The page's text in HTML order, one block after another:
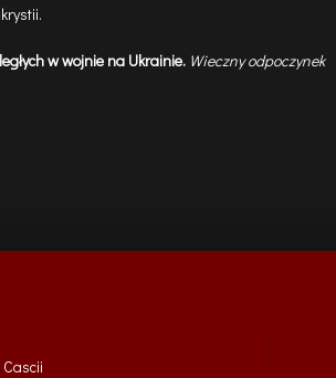
w wojnie na Ukrainie. Wieczny odpoczynek